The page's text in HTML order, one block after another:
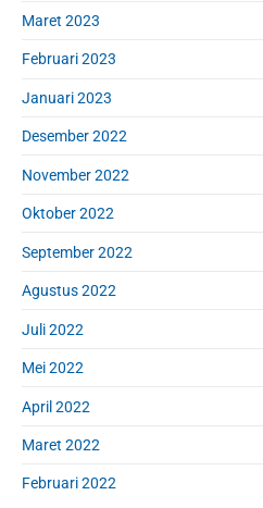
Maret 2023
Februari 2023
Januari 2023
Desember 2022
November 2022
Oktober 2022
September 2022
Agustus 2022
Juli 2022
Mei 2022
April 2022
Maret 2022
Februari 2022